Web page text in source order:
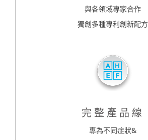
與各領域專家合作
獨創多種專利創新配方
完整產品線
專為不同症狀&